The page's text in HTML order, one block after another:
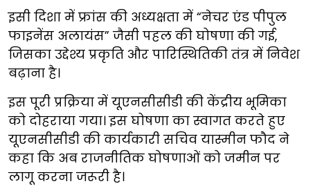
इसी दिशा में फ्रांस की अध्यक्षता में “नेचर एंड पीपुल
फाइनेंस अलायंस” जैसी पहल की घोषणा की गई,
जिसका उद्देश्य प्रकृति और पारिस्थितिकी तंत्र में निवेश
बढ़ाना है।
इस पूरी प्रक्रिया में यूएनसीसीडी की केंद्रीय भूमिका
को दोहराया गया। इस घोषणा का स्वागत करते हुए
यूएनसीसीडी की कार्यकारी सचिव यास्मीन फौद ने
कहा कि अब राजनीतिक घोषणाओं को जमीन पर
लागू करना जरूरी है।